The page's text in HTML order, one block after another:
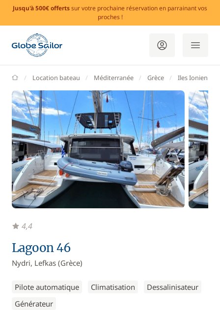
Jusqu'à 500€ offertssur votre prochaine réservation en parrainant vos
proches !
GlobeSailor
Location bateau Méditerranée Grèce Iles Ioniennes
Lagoon 46
Nydri, Lefkas (Grèce)
Pilote automatique Climatisation
Dessalinisateur
Générateur
4,4